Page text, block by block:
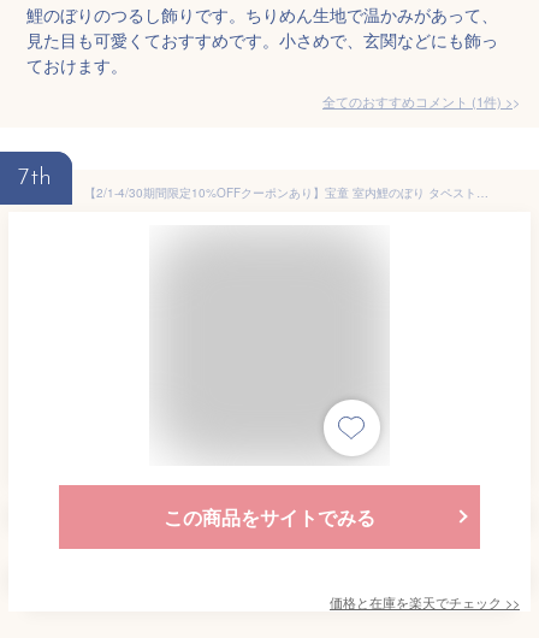
鯉のぼりのつるし飾りです。ちりめん生地で温かみがあって、
見た目も可愛くておすすめです。小さめで、玄関などにも飾っ
ておけます。
全てのおすすめコメント (1件) >
7th
【2/1-4/30期間限定10%OFFクーポンあり】宝童 室内鯉のぼり タペストリー 壁掛鯉飾り 富士山 小 こいのぼり五月人形 室内飾り 男の子
この商品をサイトでみる
価格と在庫を楽天でチェック >>